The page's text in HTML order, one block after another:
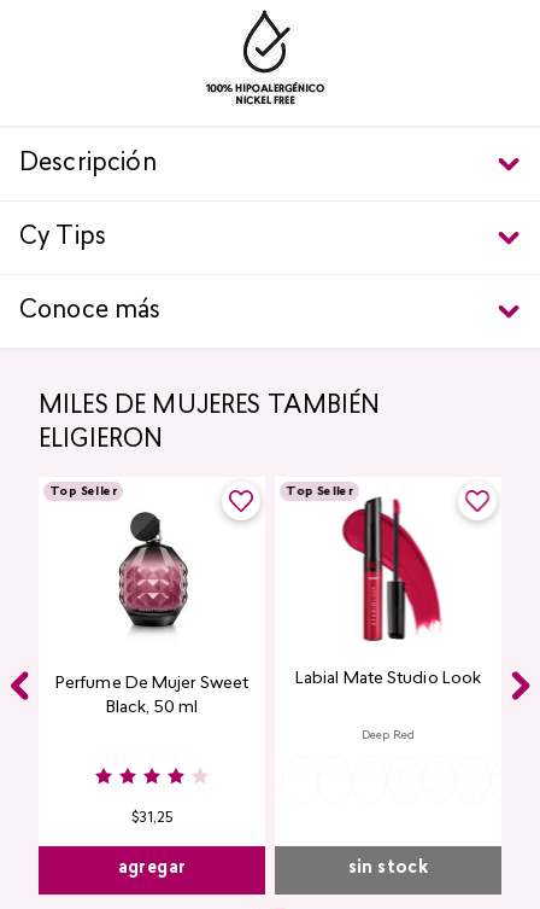
Descripción
Cy Tips
Conoce más
MILES DE MUJERES TAMBIÉN
ELIGIERON
Top Seller
Perfume De Mujer Sweet
Black, 50 ml
$31,25
agregar
Top Seller
Labial Mate Studio Look
Deep Red
Burgundy
RosePink
sin stock